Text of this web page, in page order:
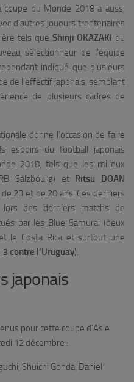
coupe du Monde 2018 a aussi
d’autres joueurs trentenaires
tels que Shinji OKAZAKI ou
sélectionneur de l’équipe
indiqué que plusieurs
de l’effectif japonais, semblant
de plusieurs cadres de
donne l’occasion de faire
espoirs du football japonais
2018, tels que les milieux
Salzbourg) et Ritsu DOAN
23 et de 20 ans. Ces derniers
des derniers matchs de
par les Blue Samurai (deux
le Costa Rica et surtout une
3 contre l’Uruguay).
japonais
pour cette coupe d’Asie
12 décembre :
Shuichi Gonda, Daniel